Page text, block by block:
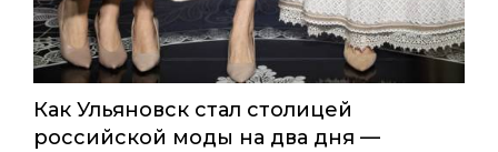
Как Ульяновск стал столицей
российской моды на два дня —